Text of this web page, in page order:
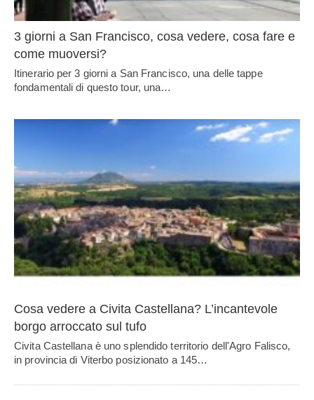
3 giorni a San Francisco, cosa vedere, cosa fare e
come muoversi?
Itinerario per 3 giorni a San Francisco, una delle tappe
fondamentali di questo tour, una…
Cosa vedere a Civita Castellana? L’incantevole
borgo arroccato sul tufo
Civita Castellana è uno splendido territorio dell'Agro Falisco,
in provincia di Viterbo posizionato a 145…